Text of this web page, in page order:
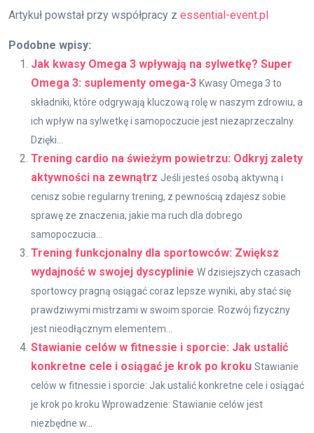
Artykuł powstał przy współpracy z essential-event.pl
Podobne wpisy:
Jak kwasy Omega 3 wpływają na sylwetkę? Super
Omega 3: suplementy omega-3 Kwasy Omega 3 to
składniki, które odgrywają kluczową rolę w naszym zdrowiu, a
ich wpływ na sylwetkę i samopoczucie jest niezaprzeczalny.
Dzięki...
Trening cardio na świeżym powietrzu: Odkryj zalety
aktywności na zewnątrz Jeśli jesteś osobą aktywną i
cenisz sobie regularny trening, z pewnością zdajesz sobie
sprawę ze znaczenia, jakie ma ruch dla dobrego
samopoczucia...
Trening funkcjonalny dla sportowców: Zwiększ
wydajność w swojej dyscyplinie W dzisiejszych czasach
sportowcy pragną osiągać coraz lepsze wyniki, aby stać się
prawdziwymi mistrzami w swoim sporcie. Rozwój fizyczny
jest nieodłącznym elementem...
Stawianie celów w fitnessie i sporcie: Jak ustalić
konkretne cele i osiągać je krok po kroku Stawianie
celów w fitnessie i sporcie: Jak ustalić konkretne cele i osiągać
je krok po kroku Wprowadzenie: Stawianie celów jest
niezbędne w...